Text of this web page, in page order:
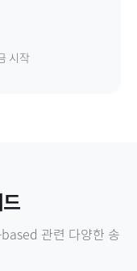
시작
관련 다양한 송